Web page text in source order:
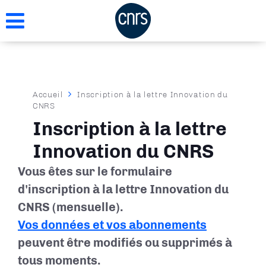
au
Fil
d'Ariane
Accueil
Inscription à la lettre Innovation du
CNRS
Inscription à la lettre
Innovation du CNRS
Vous êtes sur le formulaire
d'inscription à la lettre Innovation du
CNRS (mensuelle).
Vos données et vos abonnements
peuvent être modifiés ou supprimés à
tous moments.